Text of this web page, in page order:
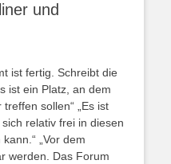
und
ist fertig. Schreibt die
ist ein Platz, an dem
sollen“ „Es ist
relativ frei in diesen
„Vor dem
werden. Das Forum